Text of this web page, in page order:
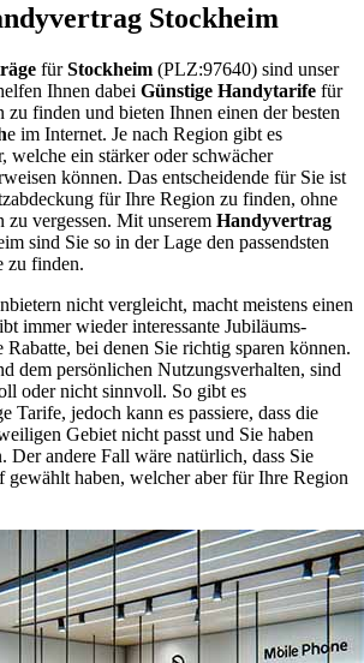
Stockheim
fürStockheim (PLZ:97640) sind unser
Ihnen dabei Günstige Handytarife für
finden und bieten Ihnen einen der besten
e im Internet. Je nach Region gibt es
welche ein stärker oder schwächer
können. Das entscheidende für Sie ist
für Ihre Region zu finden, ohne
vergessen. Mit unserem Handyvertrag
sind Sie so in der Lage den passendsten
zu finden.
nicht vergleicht, macht meistens einen
immer wieder interessante Jubiläums-
Rabatte, bei denen Sie richtig sparen können.
dem persönlichen Nutzungsverhalten, sind
oder nicht sinnvoll. So gibt es
Tarife, jedoch kann es passiere, dass die
Gebiet nicht passt und Sie haben
Der andere Fall wäre natürlich, dass Sie
gewählt haben, welcher aber für Ihre Region